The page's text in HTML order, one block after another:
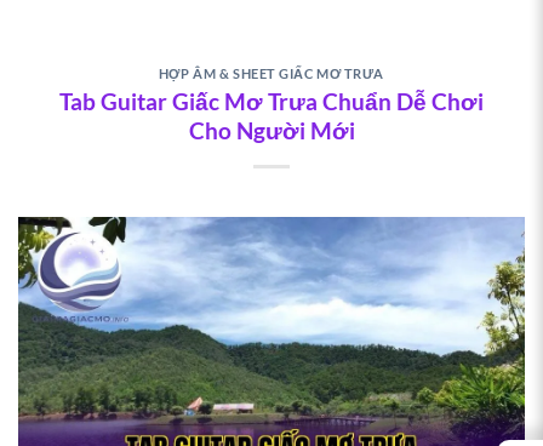
HỢP ÂM & SHEET GIẤC MƠ TRƯA
Tab Guitar Giấc Mơ Trưa Chuẩn Dễ Chơi
Cho Người Mới